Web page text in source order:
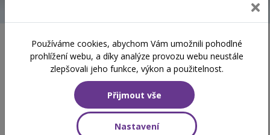
Školení začínající 29. 05.
2026
Aktuálně vypsané termíny
Používáme cookies, abychom Vám umožnili pohodlné
prohlížení webu, a díky analýze provozu webu neustále
zlepšovali jeho funkce, výkon a použitelnost.
Přijmout vše
Nastavení